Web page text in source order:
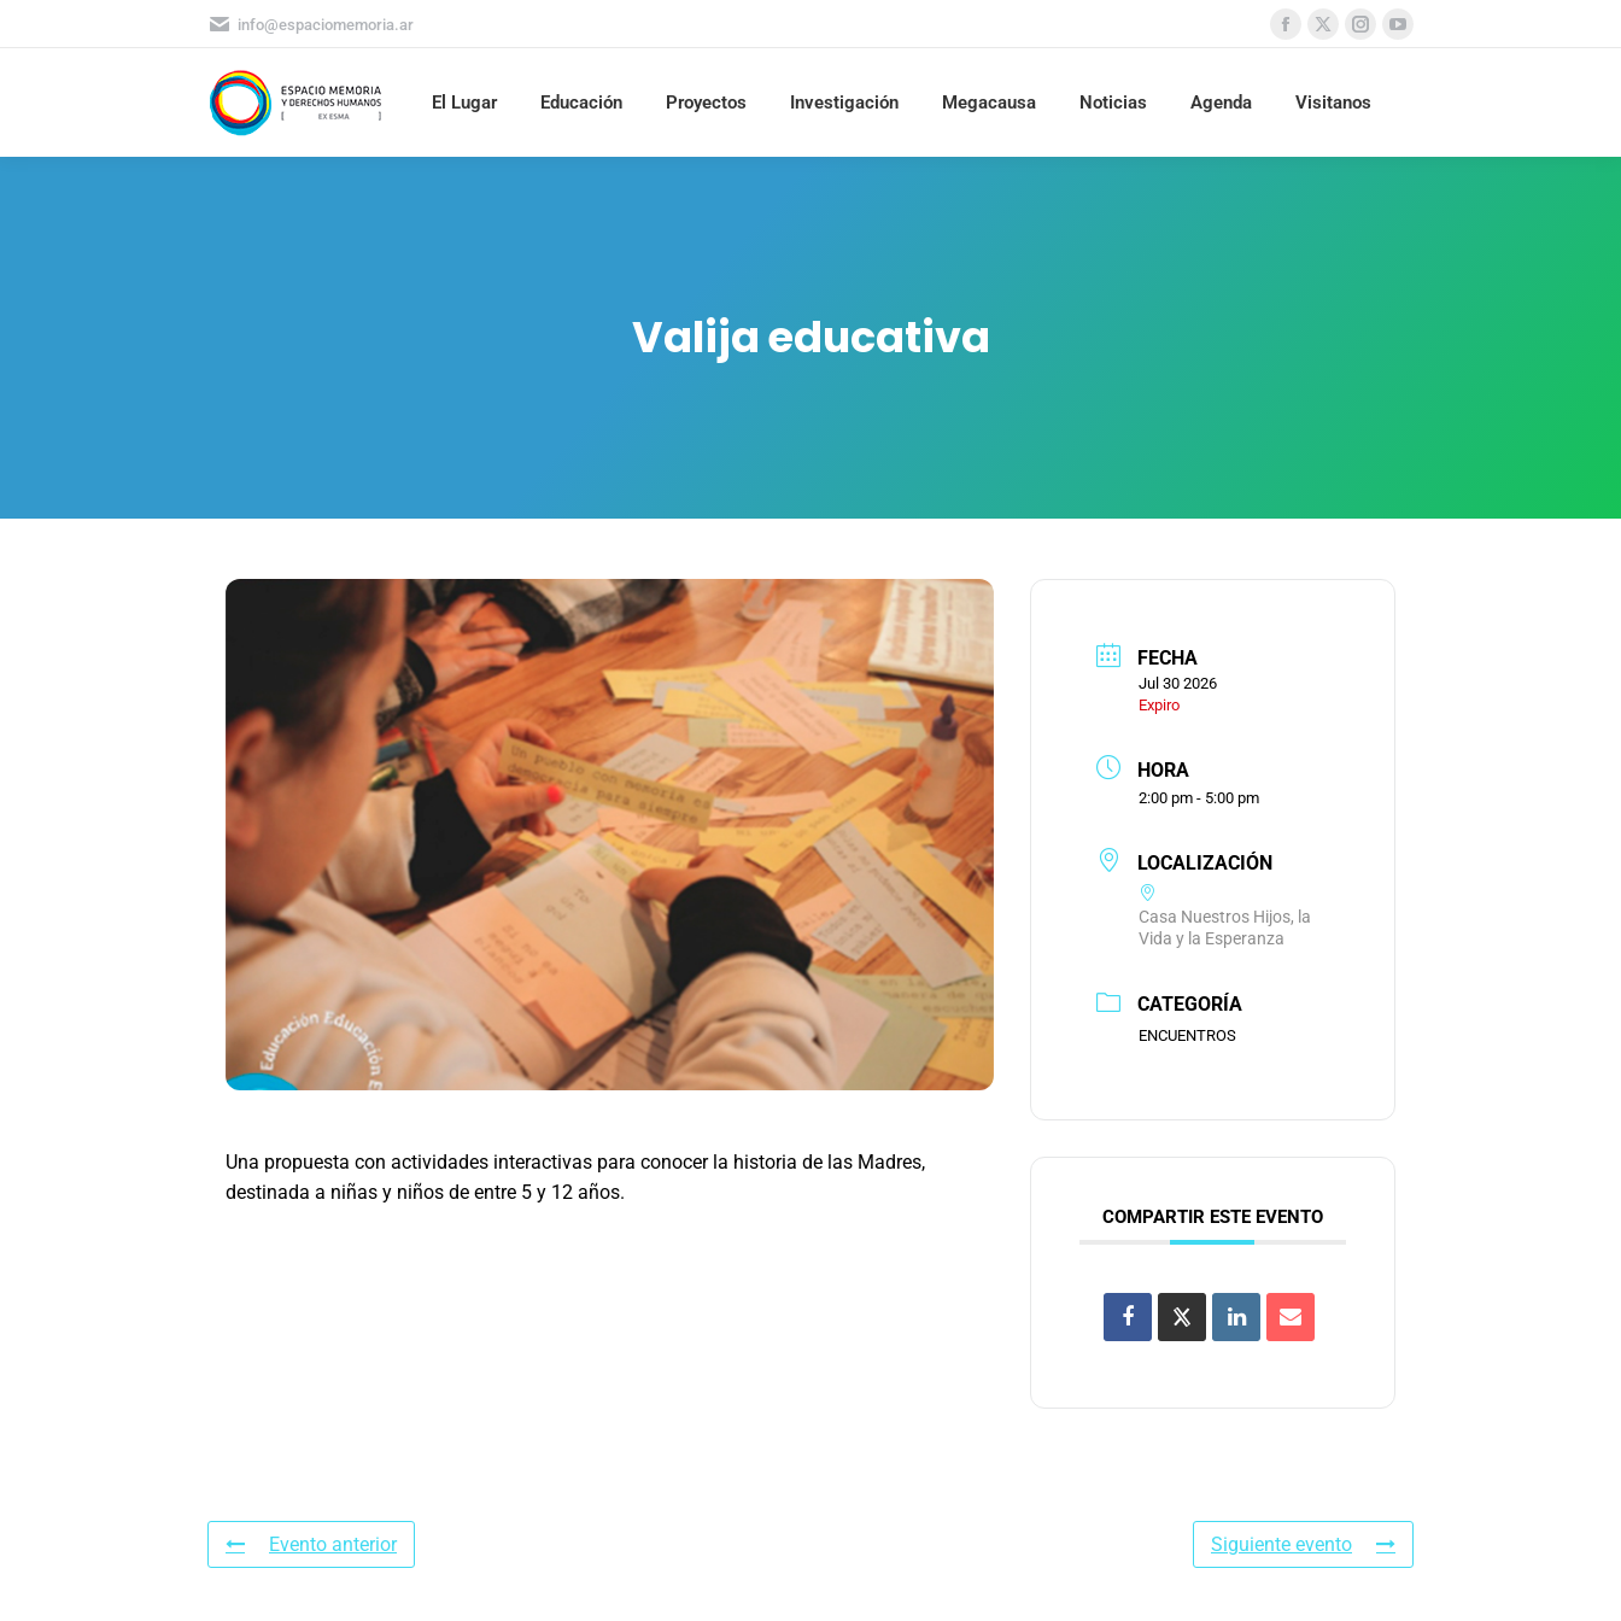
info@espaciomemoria.ar
El Lugar Educación Proyectos Investigación Megacausa Noticias Agenda Visitanos
Valija educativa
Una propuesta con actividades interactivas para conocer la historia de las Madres,
destinada a niñas y niños de entre 5 y 12 años.
FECHA
Jul 30 2026
Expiro
HORA
2:00 pm - 5:00 pm
LOCALIZACIÓN
Casa Nuestros Hijos, la
Vida y la Esperanza
CATEGORÍA
ENCUENTROS
COMPARTIR ESTE EVENTO
Evento anterior Siguiente evento